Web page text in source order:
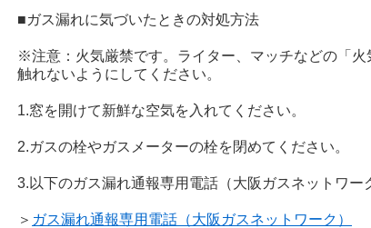
■ガス漏れに気づいたときの対処方法
※注意：火気厳禁です。ライター、マッチなどの「
触れないようにしてください。
1.窓を開けて新鮮な空気を入れてください。
2.ガスの栓やガスメーターの栓を閉めてください。
3.以下のガス漏れ通報専用電話（大阪ガスネットワー
＞ ガス漏れ通報専用電話（大阪ガスネットワーク）